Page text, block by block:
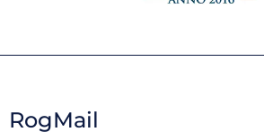
RogMail